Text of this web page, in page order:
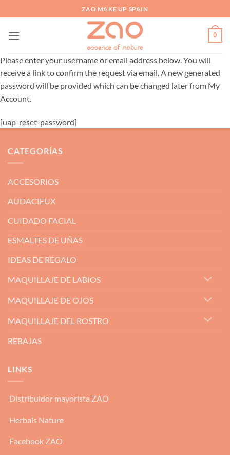
al
contenido
ZAO MAKE UP SPAIN
0
Please enter your username or email address below. You will
receive a link to confirm the request via email. A new generated
password will be provided which can be changed later from My
Account.
[uap-reset-password]
CATEGORÍAS
ACCESORIOS
AUDACIEUX
CUIDADO FACIAL
ESMALTES DE UÑAS
IDEAS DE REGALO
MAQUILLAJE DE LABIOS
MAQUILLAJE DE OJOS
MAQUILLAJE DEL ROSTRO
REBAJAS
LINKS
Distribuidor mayorista ZAO
Herbals Nature
Facebook ZAO